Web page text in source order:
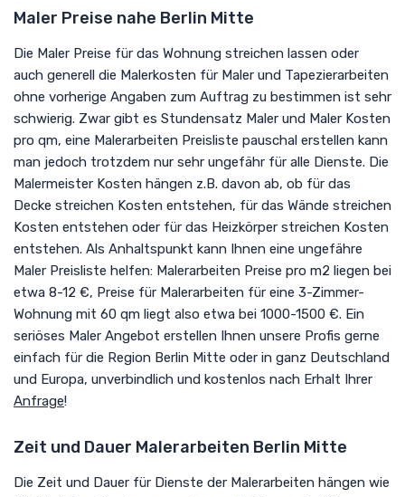
Maler Preise nahe Berlin Mitte
Die Maler Preise für das Wohnung streichen lassen oder
auch generell die Malerkosten für Maler und Tapezierarbeiten
ohne vorherige Angaben zum Auftrag zu bestimmen ist sehr
schwierig. Zwar gibt es Stundensatz Maler und Maler Kosten
pro qm, eine Malerarbeiten Preisliste pauschal erstellen kann
man jedoch trotzdem nur sehr ungefähr für alle Dienste. Die
Malermeister Kosten hängen z.B. davon ab, ob für das
Decke streichen Kosten entstehen, für das Wände streichen
Kosten entstehen oder für das Heizkörper streichen Kosten
entstehen. Als Anhaltspunkt kann Ihnen eine ungefähre
Maler Preisliste helfen: Malerarbeiten Preise pro m2 liegen bei
etwa 8-12 €, Preise für Malerarbeiten für eine 3-Zimmer-
Wohnung mit 60 qm liegt also etwa bei 1000-1500 €. Ein
seriöses Maler Angebot erstellen Ihnen unsere Profis gerne
einfach für die Region Berlin Mitte oder in ganz Deutschland
und Europa, unverbindlich und kostenlos nach Erhalt Ihrer
Anfrage!
Zeit und Dauer Malerarbeiten Berlin Mitte
Die Zeit und Dauer für Dienste der Malerarbeiten hängen wie